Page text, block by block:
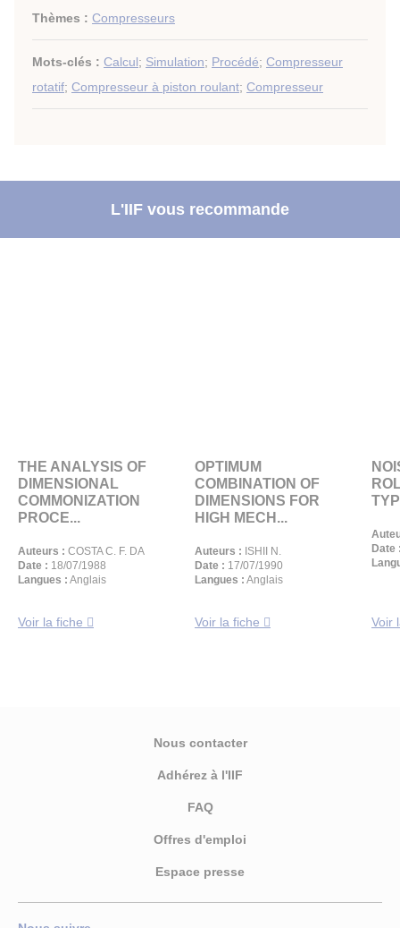
Thèmes : Compresseurs
Mots-clés : Calcul; Simulation; Procédé; Compresseur
rotatif; Compresseur à piston roulant; Compresseur
L'IIF vous recommande
THE ANALYSIS OF
DIMENSIONAL
COMMONIZATION
PROCE...
Auteurs : COSTA C. F. DA
Date : 18/07/1988
Langues : Anglais
Voir la fiche
OPTIMUM
COMBINATION OF
DIMENSIONS FOR
HIGH MECH...
Auteurs : ISHII N.
Date : 17/07/1990
Langues : Anglais
Voir la fiche
Date
Voir
Nous contacter
Adhérez à l'IIF
FAQ
Offres d'emploi
Espace presse